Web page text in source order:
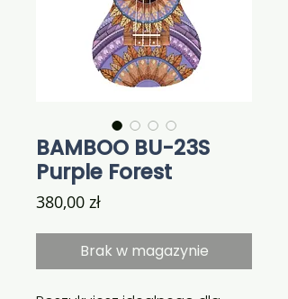
BAMBOO BU-23S
Purple Forest
380,00 złCena
Brak w magazynie